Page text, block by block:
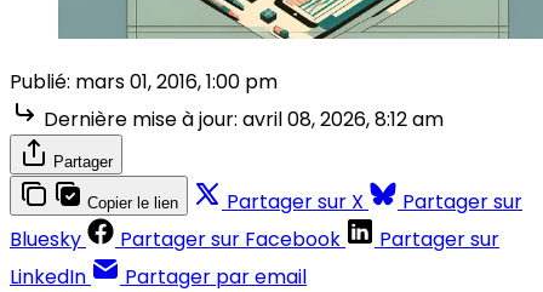
Publié: mars 01, 2016, 1:00 pm
Dernière mise à jour: avril 08, 2026, 8:12 am
Partager
Copier le lien Partager sur X
Partager sur
Bluesky
Partager sur Facebook
Partager sur
LinkedIn
Partager par email